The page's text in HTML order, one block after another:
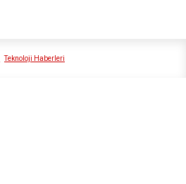
Teknoloji Haberleri